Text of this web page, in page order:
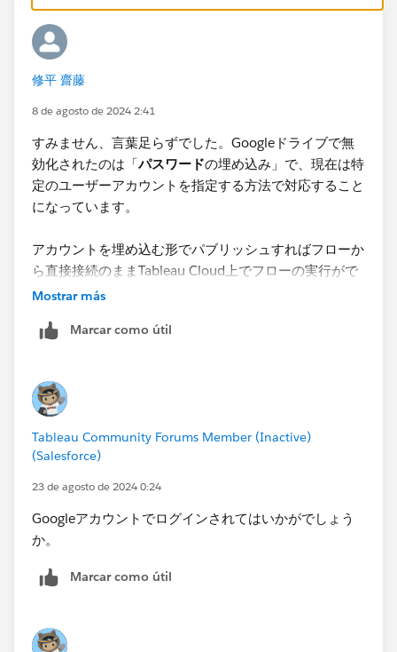
修平 齋藤
8 de agosto de 2024 2:41
すみません、言葉足らずでした。Googleドライブで無
効化されたのは「パスワードの埋め込み」で、現在は特
定のユーザーアカウントを指定する方法で対応すること
になっています。
アカウントを埋め込む形でパブリッシュすればフローか
ら直接接続のままTableau Cloud上でフローの実行がで
きると思います。試してみたけれども認証の問題でフロ
Mostrar más
Marcar como útil
Tableau Community Forums Member (Inactive)
(Salesforce)
23 de agosto de 2024 0:24
Googleアカウントでログインされてはいかがでしょう
か。
Marcar como útil